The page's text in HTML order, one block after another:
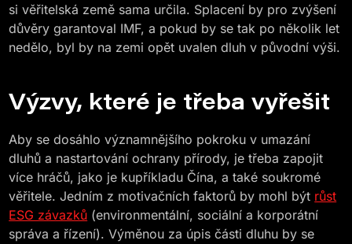
si věřitelská země sama určila. Splacení by pro zvýšení
důvěry garantoval IMF, a pokud by se tak po několik let
nedělo, byl by na zemi opět uvalen dluh v původní výši.
Výzvy, které je třeba vyřešit
Aby se dosáhlo významnějšího pokroku v umazání
dluhů a nastartování ochrany přírody, je třeba zapojit
více hráčů, jako je kupříkladu Čína, a také soukromé
věřitele. Jedním z motivačních faktorů by mohl být růst
ESG závazků (environmentální, sociální a korporátní
správa a řízení). Výměnou za úpis části dluhu by se